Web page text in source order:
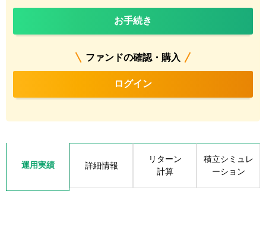
お手続き
ファンドの確認・購入
ログイン
運用実績 詳細情報
リターン
計算
積立シミュレ
ーション